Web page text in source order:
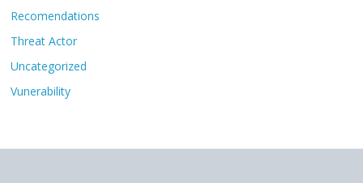
Recomendations
Threat Actor
Uncategorized
Vunerability